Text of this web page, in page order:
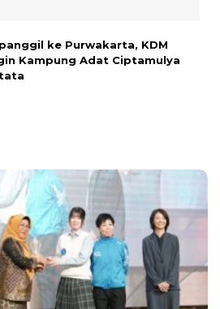
ke Purwakarta, KDM
Kampung Adat Ciptamulya